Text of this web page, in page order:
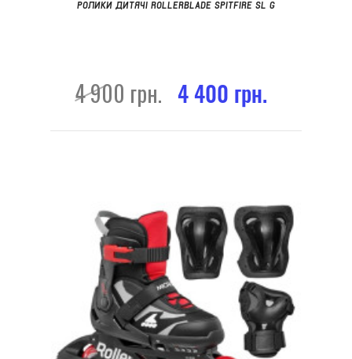
РОЛИКИ ДИТЯЧІ ROLLERBLADE SPITFIRE SL G
4 900 грн. 4 400 грн.